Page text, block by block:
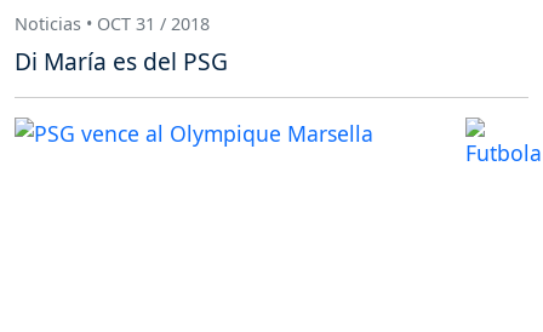
Noticias • OCT 31 / 2018
Di María es del PSG